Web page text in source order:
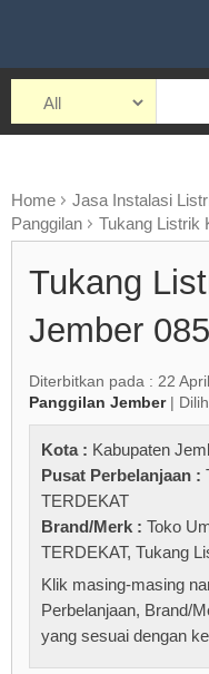
Home Jasa Instalasi
Panggilan
Tukang Listrik
Tukang
Jember
Diterbitkan pada : 22
Panggilan Jember|
Kota : Kabupaten
Pusat Perbelanjaan :
TERDEKAT
Brand/Merk : Toko
TERDEKAT, Tukang
Klik masing-masing
Perbelanjaan, Brand/
yang sesuai dengan